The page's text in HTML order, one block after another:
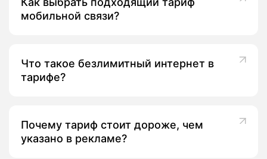
мобильной связи?
Что такое безлимитный интернет в
тарифе?
Почему тариф стоит дороже, чем
указано в рекламе?